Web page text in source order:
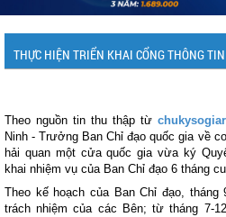
THỰC HIỆN TRIỂN KHAI CỔNG THÔNG
Theo nguồn tin thu thập từ
Ninh - Trưởng Ban Chỉ đạo quốc gia về
hải quan một cửa quốc gia vừa ký
khai nhiệm vụ của Ban Chỉ đạo 6 tháng
Theo kế hoạch của Ban Chỉ đạo, tháng
trách nhiệm của các Bên; từ tháng 7-